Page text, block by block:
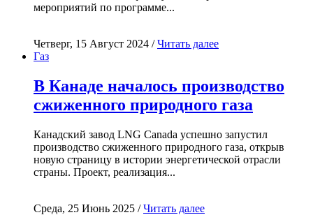
мероприятий по программе...
Четверг, 15 Август 2024 /Читать далее
Газ
В Канаде началось производство
сжиженного природного газа
Канадский завод LNG Canada успешно запустил
производство сжиженного природного газа, открыв
новую страницу в истории энергетической отрасли
страны. Проект, реализация...
Среда, 25 Июнь 2025 /Читать далее